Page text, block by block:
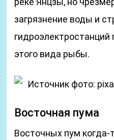
загрязнение воды и
этого вида рыбы.
Источник фото:
Восточная пума
Восточных пум